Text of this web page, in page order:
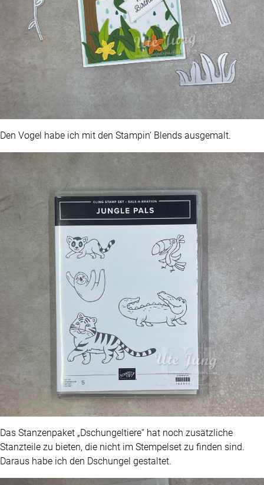
Den Vogel habe ich mit den Stampin‘ Blends ausgemalt.
Das Stanzenpaket „Dschungeltiere“ hat noch zusätzliche
Stanzteile zu bieten, die nicht im Stempelset zu finden sind.
Daraus habe ich den Dschungel gestaltet.